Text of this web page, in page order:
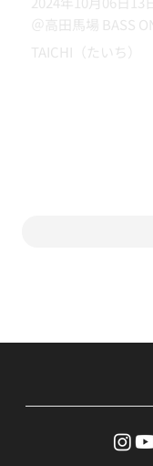
＠高田馬場 BASS
TAICHI（たいち）